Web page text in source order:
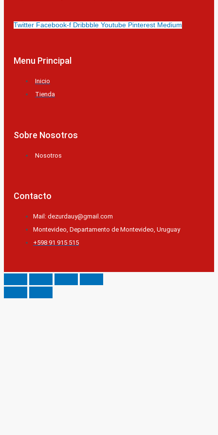
Twitter Facebook-f Dribbble Youtube Pinterest Medium
Menu Principal
Inicio
Tienda
Sobre Nosotros
Nosotros
Contacto
Mail: dezurdauy@gmail.com
Montevideo, Departamento de Montevideo, Uruguay
+598 91 915 515